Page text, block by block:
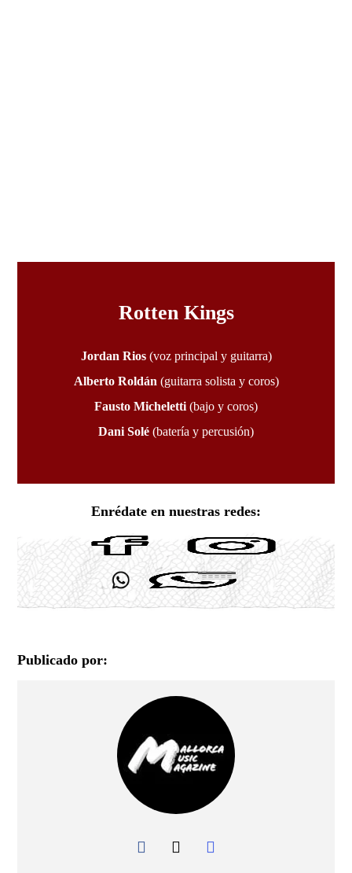
Rotten Kings
Jordan Rios(voz principal y guitarra)
Alberto Roldán (guitarra solista y coros)
Fausto Micheletti (bajo y coros)
Dani Solé (batería y percusión)
Enrédate en nuestras redes:
Publicado por: